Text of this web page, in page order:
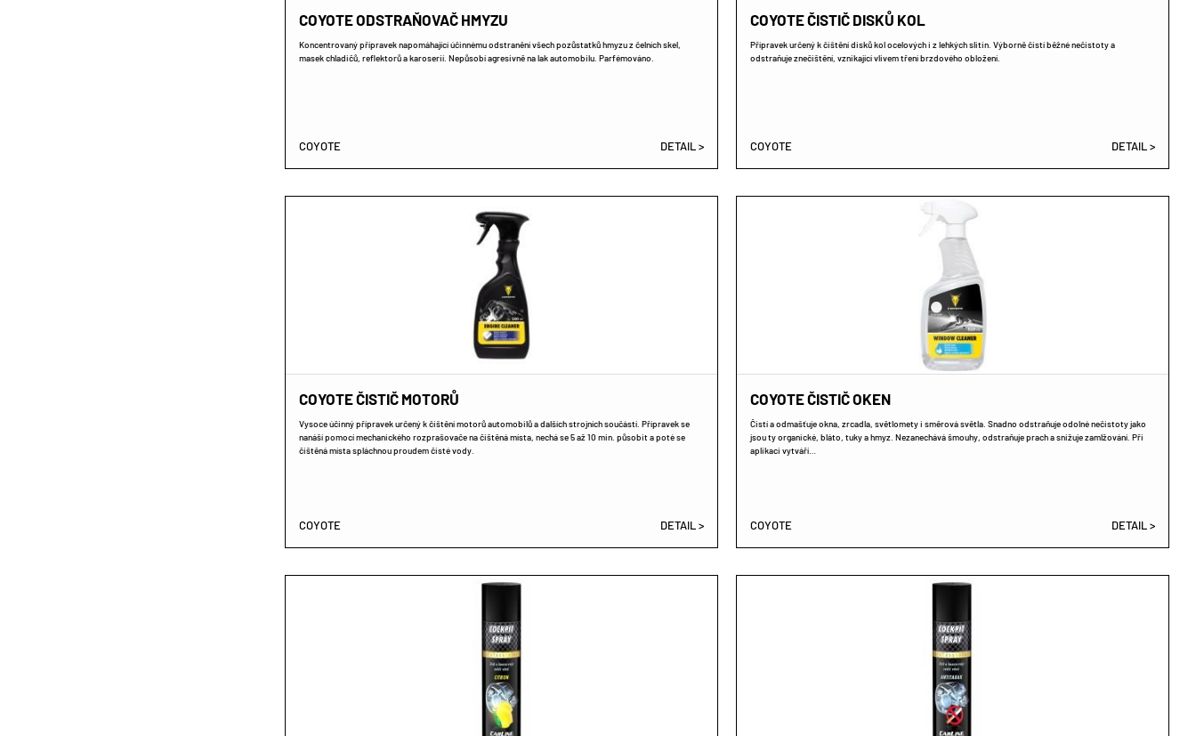
COYOTE ODSTRAŇOVAČ HMYZU
Koncentrovaný přípravek napomáhající účinnému odstranění všech pozůstatků hmyzu z čelních skel,
masek chladičů, reflektorů a karoserií. Nepůsobí agresivně na lak automobilu. Parfémováno.
COYOTE DETAIL >
COYOTE ČISTIČ DISKŮ KOL
Přípravek určený k čištění disků kol ocelových i z lehkých slitin. Výborně čistí běžné nečistoty a
odstraňuje znečištění, vznikající vlivem tření brzdového obložení.
COYOTE DETAIL >
COYOTE ČISTIČ MOTORŮ
Vysoce účinný přípravek určený k čištění motorů automobilů a dalších strojních součástí. Přípravek se
nanáší pomocí mechanického rozprašovače na čištěná místa, nechá se 5 až 10 min. působit a poté se
čištěná místa spláchnou proudem čisté vody.
COYOTE DETAIL >
COYOTE ČISTIČ OKEN
Čistí a odmašťuje okna, zrcadla, světlomety i směrová světla. Snadno odstraňuje odolné nečistoty jako
jsou ty organické, bláto, tuky a hmyz. Nezanechává šmouhy, odstraňuje prach a snižuje zamlžování. Při
aplikaci vytváří…
COYOTE DETAIL >